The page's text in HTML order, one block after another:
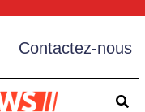
Contactez-nous